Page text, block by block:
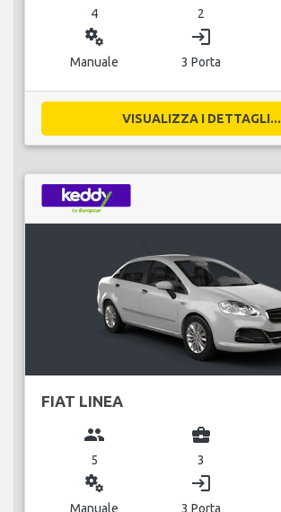
4 2
miscellaneous_services
Manuale
login
3 Porta
VISUALIZZA I DETTAGLI...
FIAT LINEA
group
5
business_center
3
miscellaneous_services
Manuale
login
3 Porta